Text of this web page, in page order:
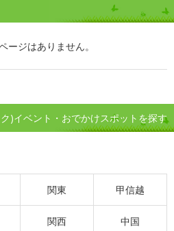
ージはありません。
)イベント・おでかけスポットを探す
関東 甲信越
関西 中国